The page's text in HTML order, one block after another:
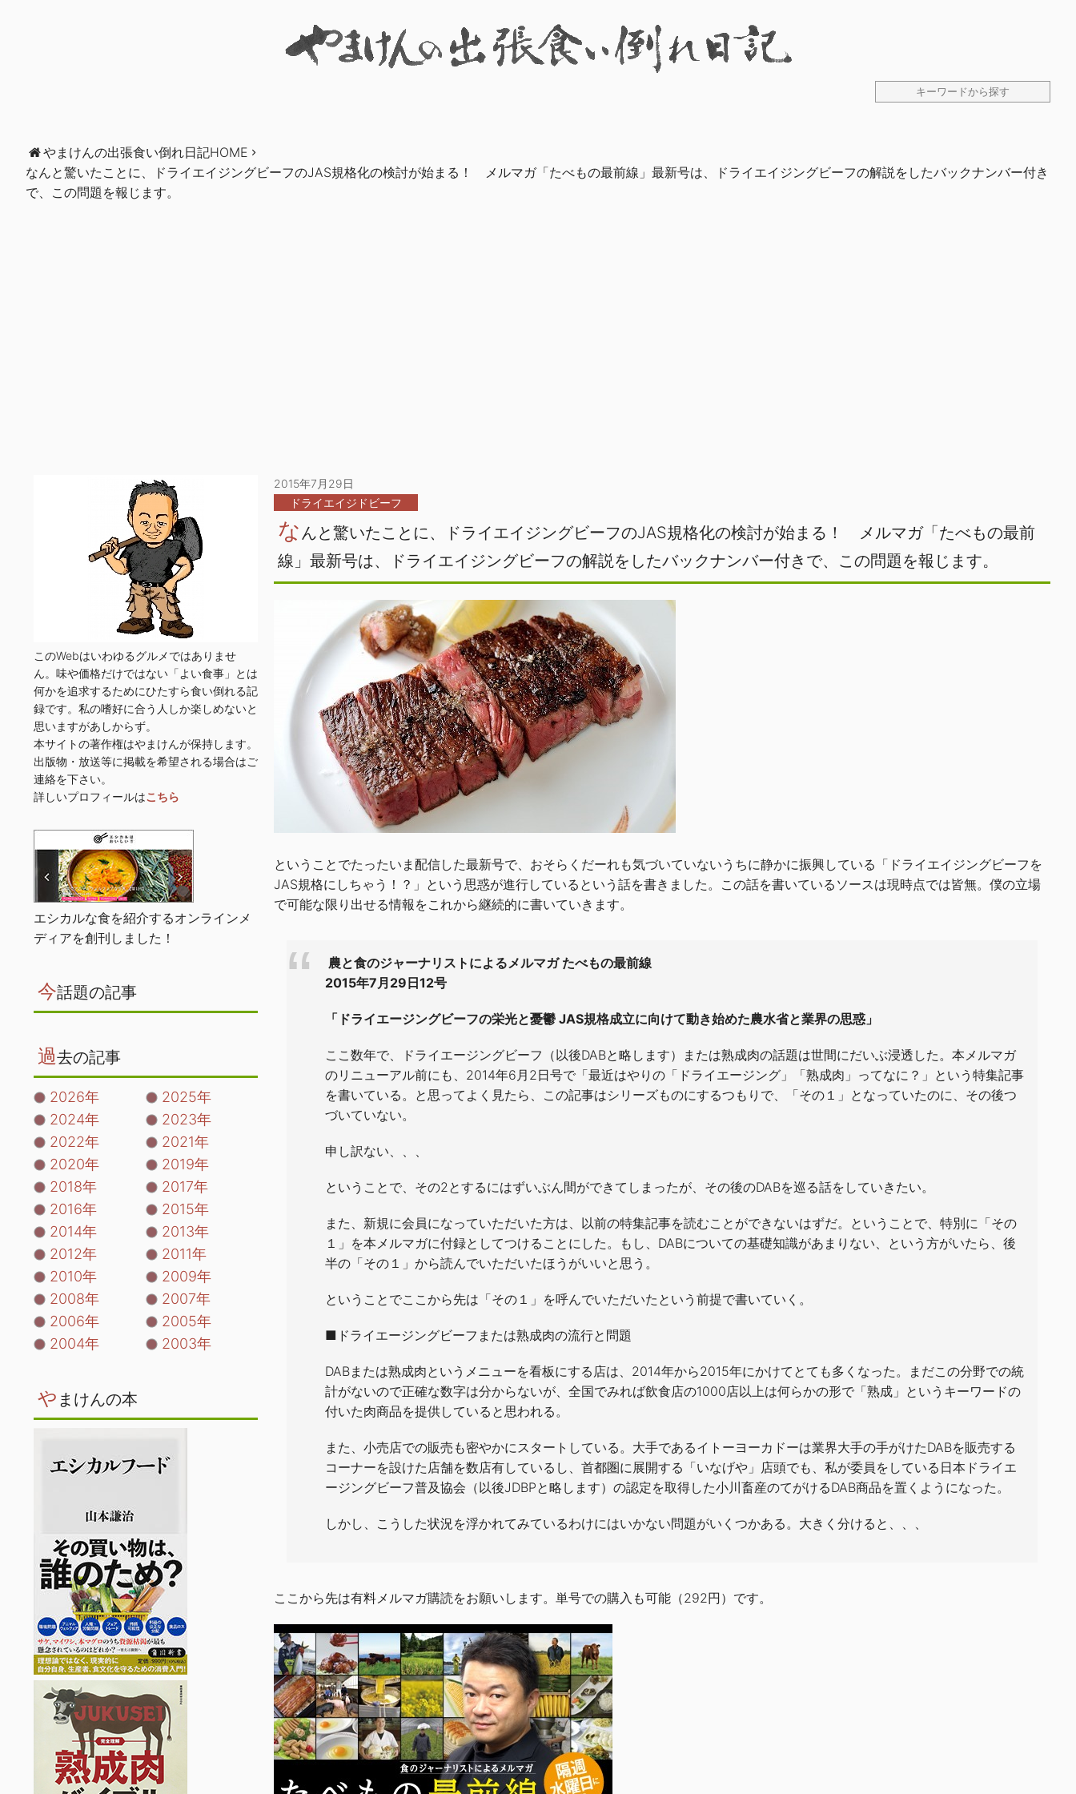
やまけんの出張食い倒れ日記HOME
なんと驚いたことに、ドライエイジングビーフのJAS規格化の検討が始まる！ メルマガ「たべもの最前線」最新号は、ドライエイジングビーフの解説をしたバックナンバー付き
で、この問題を報じます。
2015年7月29日
ドライエイジドビーフ
な んと驚いたことに、ドライエイジングビーフのJAS規格化の検討が始まる！ メルマガ「たべもの最前
線」最新号は、ドライエイジングビーフの解説をしたバックナンバー付きで、この問題を報じます。
ということでたったいま配信した最新号で、おそらくだーれも気づいていないうちに静かに振興している「ドライエイジングビーフを
JAS規格にしちゃう！？」という思惑が進行しているという話を書きました。この話を書いているソースは現時点では皆無。僕の立場
で可能な限り出せる情報をこれから継続的に書いていきます。
農と食のジャーナリストによるメルマガ たべもの最前線
2015年7月29日12号
「ドライエージングビーフの栄光と憂鬱 JAS規格成立に向けて動き始めた農水省と業界の思惑」
ここ数年で、ドライエージングビーフ（以後DABと略します）または熟成肉の話題は世間にだいぶ浸透した。本メルマガ
のリニューアル前にも、2014年6月2日号で「最近はやりの「ドライエージング」「熟成肉」ってなに？」という特集記事
を書いている。と思ってよく見たら、この記事はシリーズものにするつもりで、「その１」となっていたのに、その後つ
づいていない。
申し訳ない、、、
ということで、その2とするにはずいぶん間ができてしまったが、その後のDABを巡る話をしていきたい。
また、新規に会員になっていただいた方は、以前の特集記事を読むことができないはずだ。ということで、特別に「その
１」を本メルマガに付録としてつけることにした。もし、DABについての基礎知識があまりない、という方がいたら、後
半の「その１」から読んでいただいたほうがいいと思う。
ということでここから先は「その１」を呼んでいただいたという前提で書いていく。
■ドライエージングビーフまたは熟成肉の流行と問題
DABまたは熟成肉というメニューを看板にする店は、2014年から2015年にかけてとても多くなった。まだこの分野での統
計がないので正確な数字は分からないが、全国でみれば飲食店の1000店以上は何らかの形で「熟成」というキーワードの
付いた肉商品を提供していると思われる。
また、小売店での販売も密やかにスタートしている。大手であるイトーヨーカドーは業界大手の手がけたDABを販売する
コーナーを設けた店舗を数店有しているし、首都圏に展開する「いなげや」店頭でも、私が委員をしている日本ドライエ
ージングビーフ普及協会（以後JDBPと略します）の認定を取得した小川畜産のてがけるDAB商品を置くようになった。
しかし、こうした状況を浮かれてみているわけにはいかない問題がいくつかある。大きく分けると、、、
ここから先は有料メルマガ購読をお願いします。単号での購入も可能（292円）です。
このWebはいわゆるグルメではありませ
ん。味や価格だけではない「よい食事」とは
何かを追求するためにひたすら食い倒れる記
録です。私の嗜好に合う人しか楽しめないと
思いますがあしからず。
本サイトの著作権はやまけんが保持します。
出版物・放送等に掲載を希望される場合はご
連絡を下さい。
詳しいプロフィールはこちら
エシカルな食を紹介するオンラインメ
ディアを創刊しました！
今話題の記事
過去の記事
2026年
2025年
2024年
2023年
2022年
2021年
2020年
2019年
2018年
2017年
2016年
2015年
2014年
2013年
2012年
2011年
2010年
2009年
2008年
2007年
2006年
2005年
2004年
2003年
や まけんの本